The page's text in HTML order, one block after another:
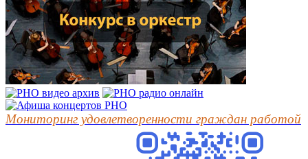
Мониторинг удовлетворенности граждан работой